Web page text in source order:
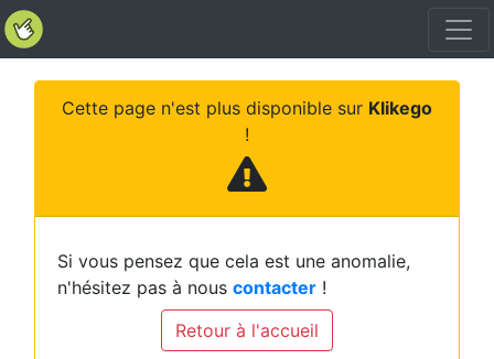
Cette page n'est plus disponible sur Klikego
!
Si vous pensez que cela est une anomalie,
n'hésitez pas à nous contacter !
Retour à l'accueil